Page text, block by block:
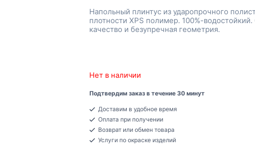
Напольный плинтус из ударопрочного
плотности XPS полимер. 100%-
качество и безупречная геометрия.
Нет в наличии
Подтвердим заказ в течение 30 минут
Доставим в удобное время
Оплата при получении
Возврат или обмен товара
Услуги по окраске изделий